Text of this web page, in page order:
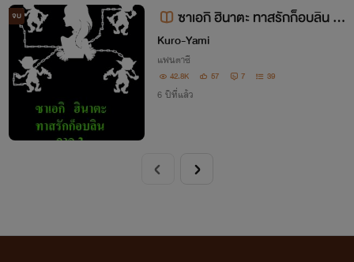
จบ
ซาเอกิ ฮินาตะ ทาสรักก็อบลิน ภ
าค 2 [NC 25+]
Kuro-Yami
แฟนตาซี
42.8K 57 7 39
6 ปีที่แล้ว